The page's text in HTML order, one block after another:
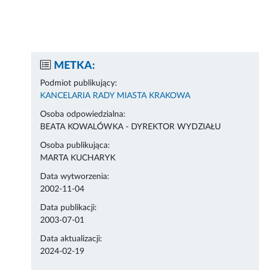
METKA:
Podmiot publikujący:
KANCELARIA RADY MIASTA KRAKOWA
Osoba odpowiedzialna:
BEATA KOWALÓWKA - DYREKTOR WYDZIAŁU
Osoba publikująca:
MARTA KUCHARYK
Data wytworzenia:
2002-11-04
Data publikacji:
2003-07-01
Data aktualizacji:
2024-02-19